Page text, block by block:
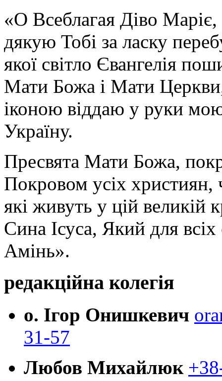
«О Всеблагая Діво
дякую Тобі за ласку
якої світло Євангелія
Мати Божа і Мати
іконою віддаю у руки
Україну.
Пресвята Мати Божа,
Покровом усіх християн,
які живуть у цій великій
Сина Ісуса, Який для
Амінь».
редакційна колегія
о. Ігор Онишкевич
31-57
Любов Михайлюк